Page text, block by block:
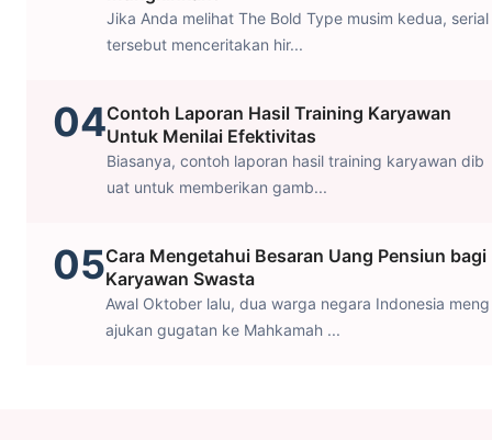
Jika Anda melihat The Bold Type musim kedua, serial
tersebut menceritakan hir...
04Contoh Laporan Hasil Training Karyawan
Untuk Menilai Efektivitas
Biasanya, contoh laporan hasil training karyawan dib
uat untuk memberikan gamb...
05Cara Mengetahui Besaran Uang Pensiun bagi
Karyawan Swasta
Awal Oktober lalu, dua warga negara Indonesia meng
ajukan gugatan ke Mahkamah ...